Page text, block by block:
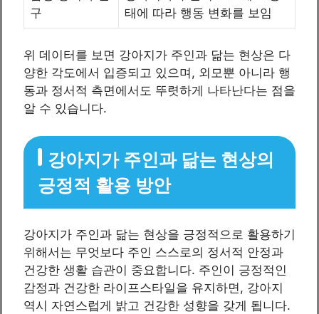
구
태에 따라 행동 변화를 보임
위 데이터를 보면 강아지가 주인과 닮는 현상은 다
양한 각도에서 입증되고 있으며, 외모뿐 아니라 행
동과 정서적 측면에서도 뚜렷하게 나타난다는 점을
알 수 있습니다.
강아지가 주인과 닮는 현상의
긍정적 활용 방안
강아지가 주인과 닮는 현상을 긍정적으로 활용하기
위해서는 무엇보다 주인 스스로의 정서적 안정과
건강한 생활 습관이 중요합니다. 주인이 긍정적인
감정과 건강한 라이프스타일을 유지하면, 강아지
역시 자연스럽게 밝고 건강한 성향을 갖게 됩니다.